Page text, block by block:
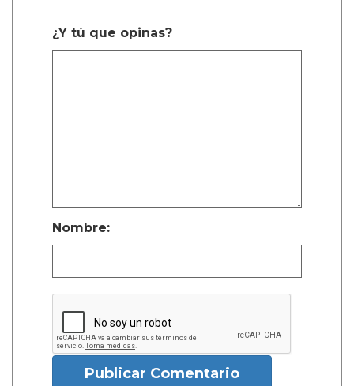
¿Y tú que opinas?
Nombre:
Publicar Comentario